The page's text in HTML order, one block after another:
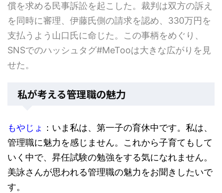
償を求める民事訴訟を起こした。裁判は双方の訴え
を同時に審理、伊藤氏側の請求を認め、330万円を
支払うよう山口氏に命じた。この事柄をめぐり、
SNSでのハッシュタグ#MeTooは大きな広がりを見
せた。
私が考える管理職の魅力
もやじょ ：いま私は、第一子の育休中です。私は、
管理職に魅力を感じません。これから子育てもして
いく中で、昇任試験の勉強をする気になれません。
美詠さんが思われる管理職の魅力をお聞きしたいで
す。